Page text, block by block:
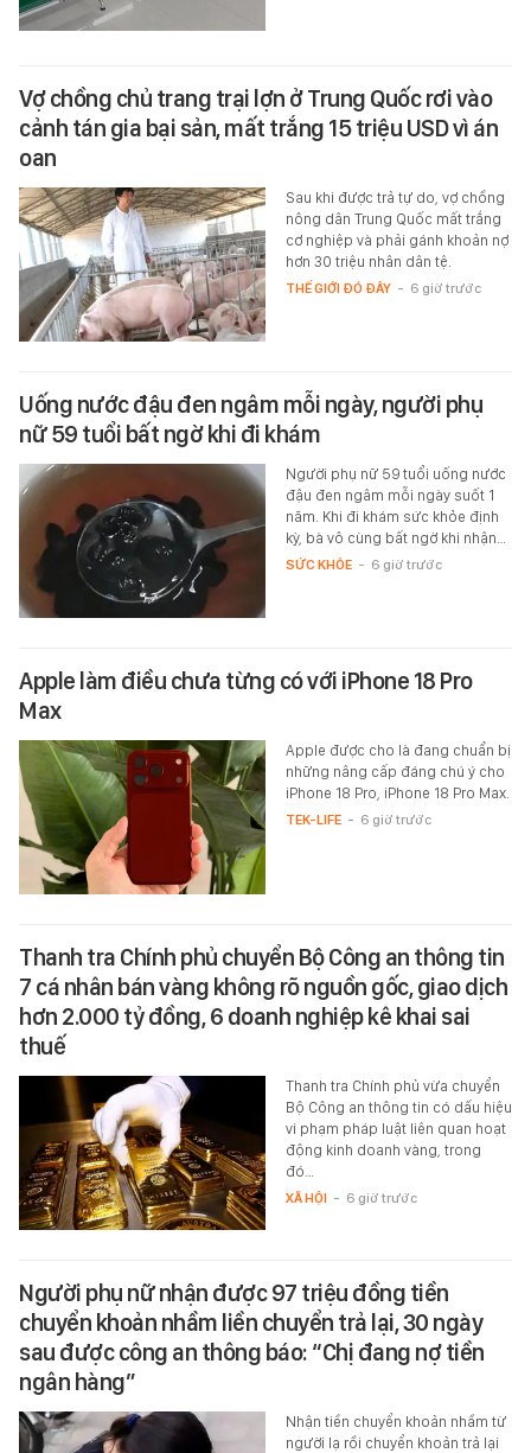
Vợ chồng chủ trang trại lợn ở Trung Quốc rơi vào
cảnh tán gia bại sản, mất trắng 15 triệu USD vì án
oan
Sau khi được trả tự do, vợ chồng
nông dân Trung Quốc mất trắng
cơ nghiệp và phải gánh khoản nợ
hơn 30 triệu nhân dân tệ.
THẾ GIỚI ĐÓ ĐÂY - 6 giờ trước
Uống nước đậu đen ngâm mỗi ngày, người phụ
nữ 59 tuổi bất ngờ khi đi khám
Người phụ nữ 59 tuổi uống nước
đậu đen ngâm mỗi ngày suốt 1
năm. Khi đi khám sức khỏe định
kỳ, bà vô cùng bất ngờ khi nhận…
SỨC KHỎE - 6 giờ trước
Apple làm điều chưa từng có với iPhone 18 Pro
Max
Apple được cho là đang chuẩn bị
những nâng cấp đáng chú ý cho
iPhone 18 Pro, iPhone 18 Pro Max.
TEK-LIFE - 6 giờ trước
Thanh tra Chính phủ chuyển Bộ Công an thông tin
7 cá nhân bán vàng không rõ nguồn gốc, giao dịch
hơn 2.000 tỷ đồng, 6 doanh nghiệp kê khai sai
thuế
Thanh tra Chính phủ vừa chuyển
Bộ Công an thông tin có dấu hiệu
vi phạm pháp luật liên quan hoạt
động kinh doanh vàng, trong
đó…
XÃ HỘI - 6 giờ trước
Người phụ nữ nhận được 97 triệu đồng tiền
chuyển khoản nhầm liền chuyển trả lại, 30 ngày
sau được công an thông báo: “Chị đang nợ tiền
ngân hàng”
Nhận tiền chuyển khoản nhầm từ
người lạ rồi chuyển khoản trả lại